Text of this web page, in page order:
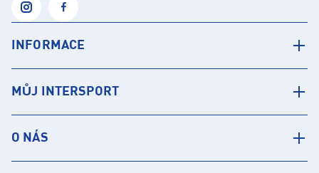
INFORMACE
MŮJ INTERSPORT
O NÁS